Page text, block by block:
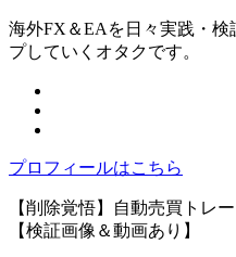
海外FX＆EAを日々実践・検
プしていくオタクです。
プロフィールはこちら
【削除覚悟】自動売買トレ
【検証画像＆動画あり】